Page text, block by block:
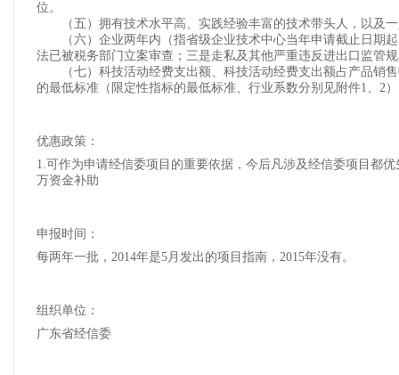
位。
（五）拥有技术水平高、实践经验丰富的技术带头人，以及
（六）企业两年内（指省级企业技术中心当年申请截止日期起
法已被税务部门立案审查；三是走私及其他严重违反进出口监管
（七）科技活动经费支出额、科技活动经费支出额占产品销售
的最低标准（限定性指标的最低标准、行业系数分别见附件1、2
优惠政策：
1.可作为申请经信委项目的重要依据，今后凡
万资金补助 3.个别地市
申报时间：
每两年一批，2014年是5月发出的项目指南，2015年没有。
组织单位：
广东省经信委